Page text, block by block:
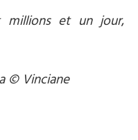
millions et un jour,
© Vinciane